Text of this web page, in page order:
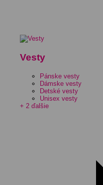
Vesty
Pánske vesty
Dámske vesty
Detské vesty
Unisex vesty
+ 2 ďalšie